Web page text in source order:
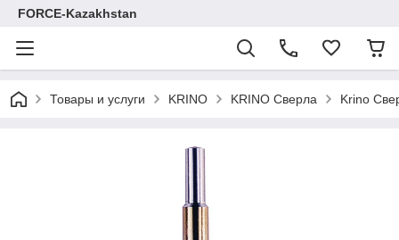
FORCE-Kazakhstan
Товары и услуги KRINO KRINO Сверла Krino